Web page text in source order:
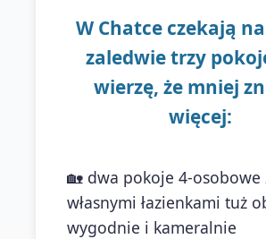
W Chatce czekają
zaledwie trzy
wierzę, że mniej
więcej:
🏡 dwa pokoje 4-osobowe
własnymi łazienkami tuż
wygodnie i kameralnie